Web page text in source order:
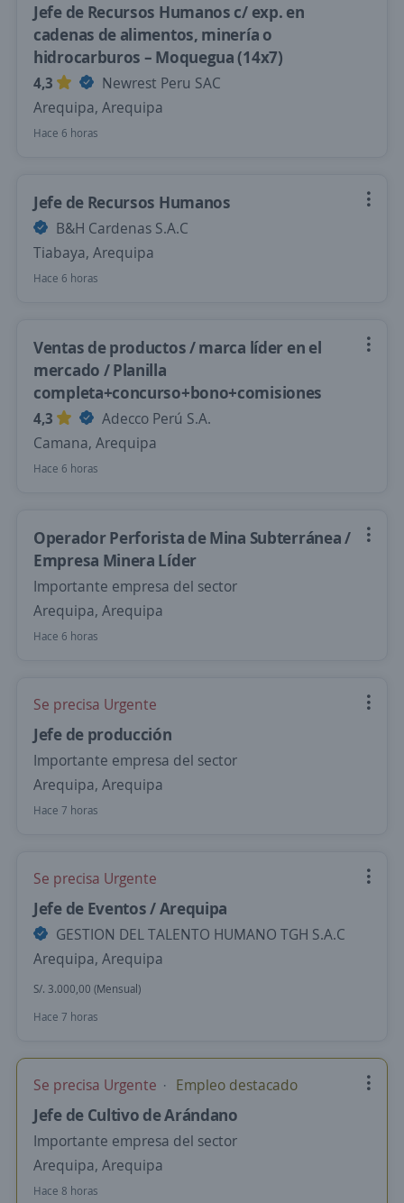
Jefe de Recursos Humanos c/ exp. en
cadenas de alimentos, minería o
hidrocarburos – Moquegua (14x7)
4,3
Newrest Peru SAC
Arequipa, Arequipa
Hace 6 horas
Jefe de Recursos Humanos
B&H Cardenas S.A.C
Tiabaya, Arequipa
Hace 6 horas
Ventas de productos / marca líder en el
mercado / Planilla
completa+concurso+bono+comisiones
4,3
Adecco Perú S.A.
Camana, Arequipa
Hace 6 horas
Operador Perforista de Mina Subterránea /
Empresa Minera Líder
Importante empresa del sector
Arequipa, Arequipa
Hace 6 horas
Se precisa Urgente
Jefe de producción
Importante empresa del sector
Arequipa, Arequipa
Hace 7 horas
Se precisa Urgente
Jefe de Eventos / Arequipa
GESTION DEL TALENTO HUMANO TGH S.A.C
Arequipa, Arequipa
S/. 3.000,00 (Mensual)
Hace 7 horas
Se precisa Urgente Empleo destacado
Jefe de Cultivo de Arándano
Importante empresa del sector
Arequipa, Arequipa
Hace 8 horas